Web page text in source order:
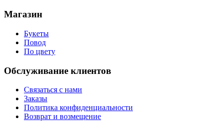
Магазин
Букеты
Повод
По цвету
Обслуживание клиентов
Связаться с нами
Заказы
Политика конфиденциальности
Возврат и возмещение